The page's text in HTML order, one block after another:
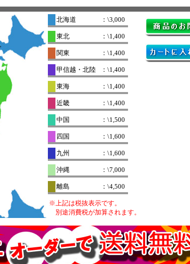
北海道 ：\3,000
東北 ：\1,400
関東 ：\1,400
甲信越・北陸 ：\1,400
東海 ：\1,400
近畿 ：\1,400
中国 ：\1,500
四国 ：\1,600
九州 ：\1,600
沖縄 ：\7,000
離島 ：\4,500
※上記は税抜表示です。
別途消費税が加算されます。